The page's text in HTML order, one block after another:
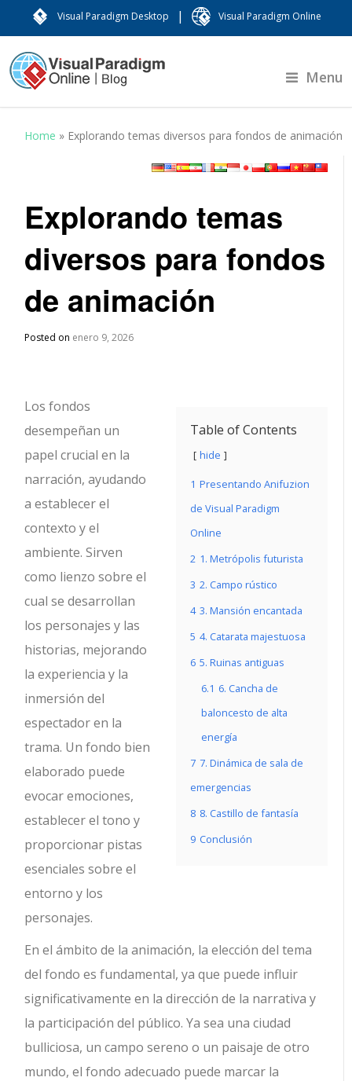
Visual Paradigm Desktop | Visual Paradigm Online
Menu
Home » Explorando temas diversos para fondos de animación
Explorando temas
diversos para fondos
de animación
Posted on enero 9, 2026
Table of Contents
hide
1 Presentando Anifuzion
de Visual Paradigm
Online
2 1. Metrópolis futurista
3 2. Campo rústico
4 3. Mansión encantada
5 4. Catarata majestuosa
6 5. Ruinas antiguas
6.1 6. Cancha de
baloncesto de alta
energía
7 7. Dinámica de sala de
emergencias
8 8. Castillo de fantasía
9 Conclusión
Los fondos
desempeñan un
papel crucial en la
narración, ayudando
a establecer el
contexto y el
ambiente. Sirven
como lienzo sobre el
cual se desarrollan
los personajes y las
historias, mejorando
la experiencia y la
inmersión del
espectador en la
trama. Un fondo bien
elaborado puede
evocar emociones,
establecer el tono y
proporcionar pistas
esenciales sobre el
entorno y los
personajes.
En el ámbito de la animación, la elección del tema
del fondo es fundamental, ya que puede influir
significativamente en la dirección de la narrativa y
la participación del público. Ya sea una ciudad
bulliciosa, un campo sereno o un paisaje de otro
mundo, el fondo adecuado puede marcar la